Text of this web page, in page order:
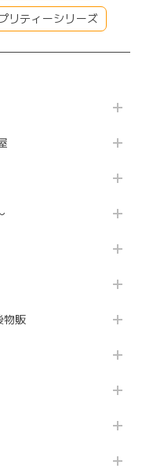
リティーシリーズ
屋
物販